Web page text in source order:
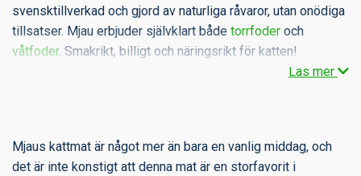
svensktillverkad och gjord av naturliga råvaror, utan onödiga
tillsatser. Mjau erbjuder självklart både torrfoder och
våtfoder. Smakrikt, billigt och näringsrikt för katten!
Läs mer
Mjaus kattmat är något mer än bara en vanlig middag, och
det är inte konstigt att denna mat är en storfavorit i